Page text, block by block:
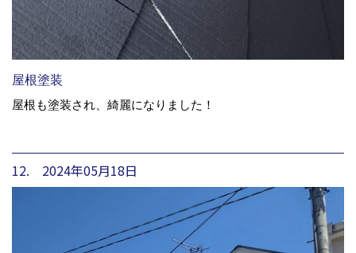
屋根塗装
屋根も塗装され、綺麗になりました！
12. 2024年05月18日